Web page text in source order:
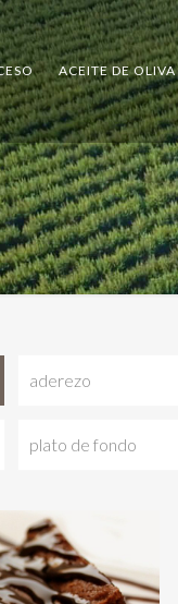
ACEITE DE OLIVA
aderezo
plato de fondo